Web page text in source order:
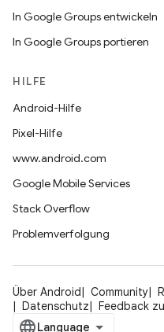
In Google Groups entwickeln
In Google Groups portieren
HILFE
Android-Hilfe
Pixel-Hilfe
www.android.com
Google Mobile Services
Stack Overflow
Problemverfolgung
Über Android Community
Datenschutz
Feedback